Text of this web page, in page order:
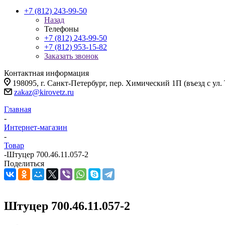
+7 (812) 243-99-50
Назад
Телефоны
+7 (812) 243-99-50
+7 (812) 953-15-82
Заказать звонок
Контактная информация
198095, г. Санкт-Петербург, пер. Химический 1П (въезд с
zakaz@kirovetz.ru
Главная
-
Интернет-магазин
-
Товар
-Штуцер 700.46.11.057-2
Поделиться
Штуцер 700.46.11.057-2